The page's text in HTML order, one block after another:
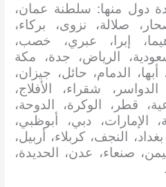
دول منها: سلطنة عمان،
صلالة، نزوى، بركاء،
إبرا، عبري، خصب،
الرياض، جدة، مكة
الدمام، حائل، جيزان،
شقراء، الأفلاج،
قطر، الوكرة، الدوحة،
الإمارات، دبي، أبوظبي،
النجف، كربلاء، أربيل،
صنعاء، عدن، الحديدة،